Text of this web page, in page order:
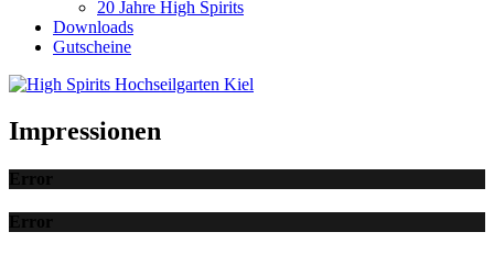
20 Jahre High Spirits
Downloads
Gutscheine
Impressionen
Error
Error